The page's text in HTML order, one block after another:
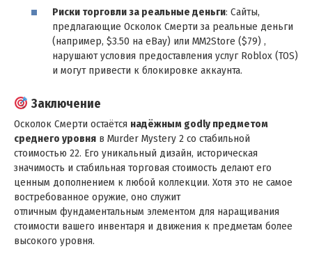
Риски торговли за реальные деньги: Сайты,
предлагающие Осколок Смерти за реальные деньги
(например, $3.50 на eBay) или MM2Store ($79) ,
нарушают условия предоставления услуг Roblox (TOS)
и могут привести к блокировке аккаунта.
Заключение
Осколок Смерти остаётся надёжным godly предметом
среднего уровня в Murder Mystery 2 со стабильной
стоимостью 22. Его уникальный дизайн, историческая
значимость и стабильная торговая стоимость делают его
ценным дополнением к любой коллекции. Хотя это не самое
востребованное оружие, оно служит
отличным фундаментальным элементом для наращивания
стоимости вашего инвентаря и движения к предметам более
высокого уровня.